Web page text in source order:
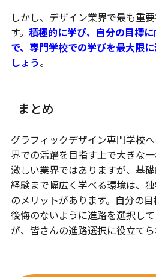
しかし、デザイン業界で最も重
す。 積極的に学び、自分の目標
で、専門学校での学びを最大限
しょう。
まとめ
グラフィックデザイン専門学校
界での活躍を目指す上で大きな
激しい業界ではありますが、基
経験まで幅広く学べる環境は、
のメリットがあります。自分の目
後悔のないように進路を選択し
が、皆さんの進路選択に役立てら